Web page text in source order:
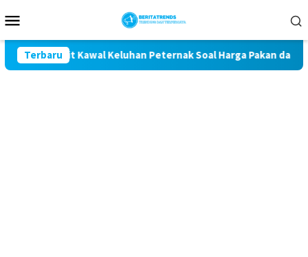
ke
Mobile
Terbaru
Komit Kawal Keluhan Peternak Soal Harga Pakan dan